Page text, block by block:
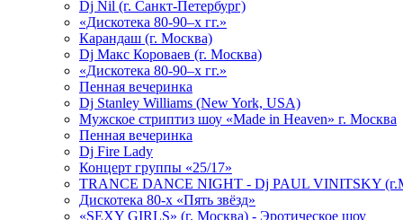
Dj Nil (г. Санкт-Петербург)
«Дискотека 80-90–х гг.»
Карандаш (г. Москва)
Dj Макс Короваев (г. Москва)
«Дискотека 80-90–х гг.»
Пенная вечеринка
Dj Stanley Williams (New York, USA)
Мужское стриптиз шоу «Made in Heaven» г. Москва
Пенная вечеринка
Dj Fire Lady
Концерт группы «25/17»
TRANCE DANCE NIGHT - Dj PAUL VINITSKY
Дискотека 80-х «Пять звёзд»
«SEXY GIRLS» (г. Москва) - Эротическое шоу